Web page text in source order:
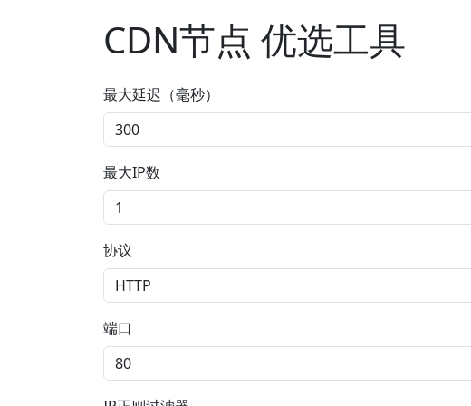
CDN节点 优选工具
最大延迟（毫秒）
最大IP数
协议
端口